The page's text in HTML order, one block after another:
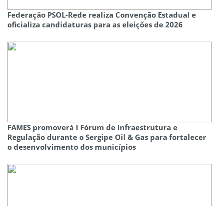
Federação PSOL-Rede realiza Convenção Estadual e
oficializa candidaturas para as eleições de 2026
FAMES promoverá I Fórum de Infraestrutura e
Regulação durante o Sergipe Oil & Gas para fortalecer
o desenvolvimento dos municípios